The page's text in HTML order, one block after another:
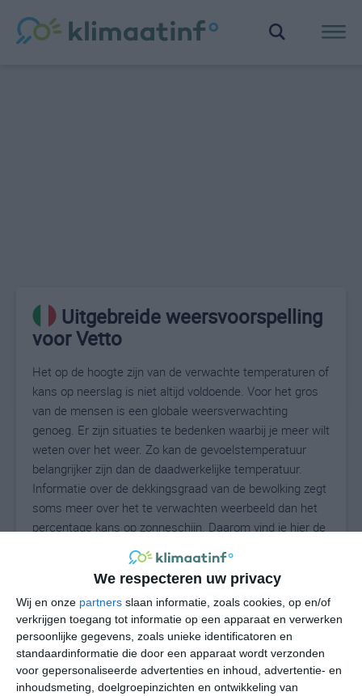
We respecteren uw privacy
Wij en onze partners slaan informatie, zoals cookies, op en/of
verkrijgen toegang tot informatie op een apparaat en verwerken
persoonlijke gegevens, zoals unieke identificatoren en
standaardinformatie die door een apparaat wordt verzonden
voor gepersonaliseerde advertenties en inhoud, advertentie- en
inhoudsmeting, doelgroepinzichten en ontwikkeling van
Uitgebreide weersvoorspelling
voor Vetto
Het op de hoogte zijn van de verwachte temperaturen of
kans op neerslag is niet altijd voldoende. Voor het gros
van de mensen is een globale weersverwachting
genoeg. Er zijn situaties te bedenken waarbij je meer wilt
weten over het weer. Zo kan de gevoelstemperatuur
belangrijker zijn dan de daadwerkelijke temperatuur.
Informatie over de dekkingsgraad van de bewolking zegt
soms meer over het te verwachten weerbeeld dan het
percentage kans op zonneschijn. Daarom vind je hier de
uitgebreide weersvoorspelling voor Vetto.
26°C